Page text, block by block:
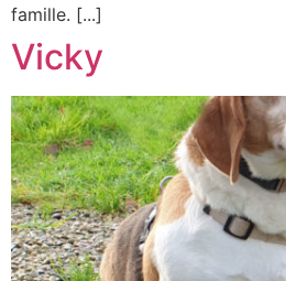
famille. [...]
Vicky